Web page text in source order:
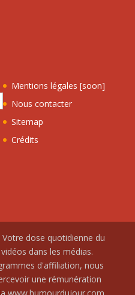
Mentions légales [soon]
Nous contacter
Sitemap
Crédits
dose quotidienne du
dans les médias.
d'affiliation, nous
une rémunération